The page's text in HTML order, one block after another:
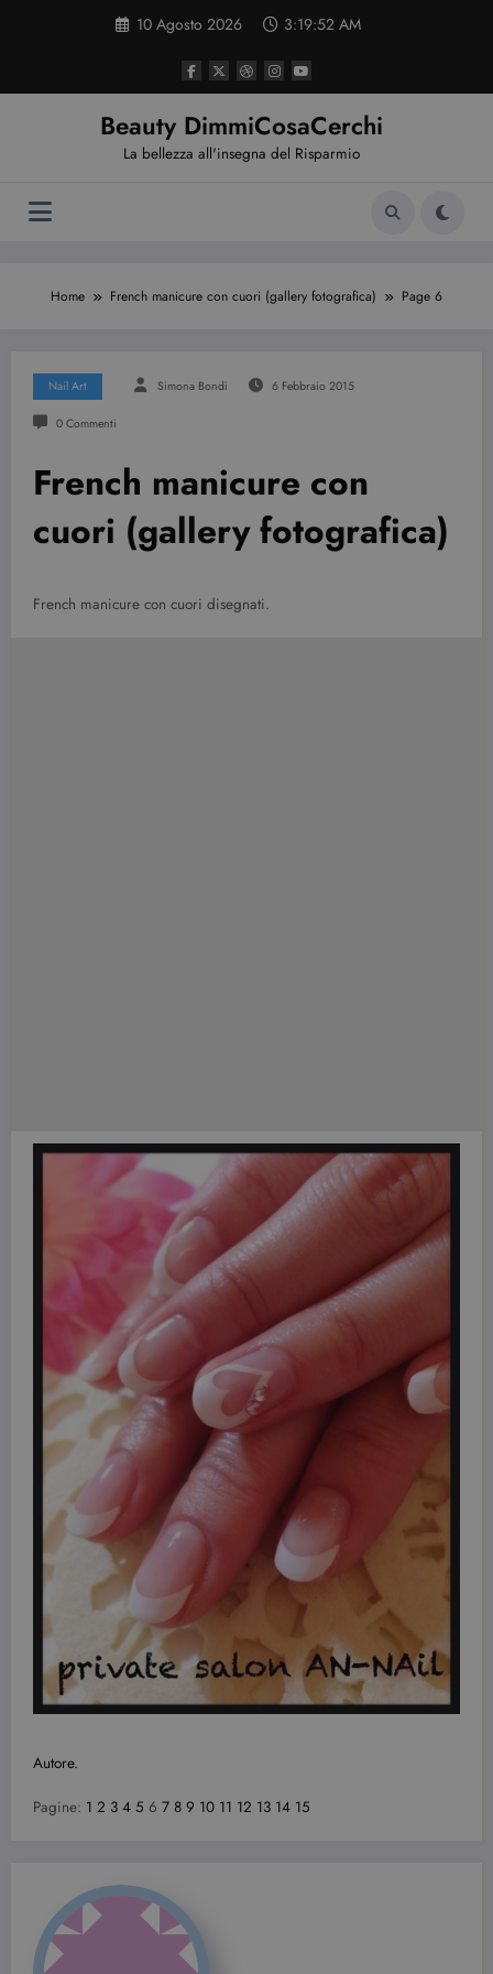
10 Agosto 2026 3:19:53 AM
Beauty DimmiCosaCerchi
La bellezza all'insegna del Risparmio
Home French manicure con cuori (gallery fotografica) Page 6
Nail Art Simona Bondi 6 Febbraio 2015
0 Commenti
French manicure con
cuori (gallery fotografica)
French manicure con cuori disegnati.
Autore.
Pagine: 1 2 3 4 5 6 7 8 9 10 11 12 13 14 15